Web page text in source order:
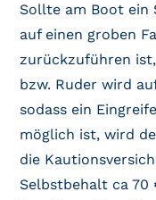
Sollte am Boot ein
auf einen groben
zurückzuführen
bzw. Ruder wird
sodass ein
möglich ist, wird
die
Selbstbehalt ca 70